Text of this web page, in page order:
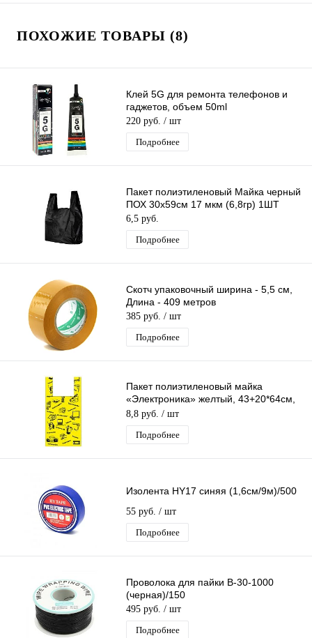
ПОХОЖИЕ ТОВАРЫ (8)
Клей 5G для ремонта телефонов и
гаджетов, объем 50ml
220 руб. / шт
Подробнее
Пакет полиэтиленовый Майка черный
ПОХ 30х59см 17 мкм (6,8гр) 1ШТ
6,5 руб.
Подробнее
Скотч упаковочный ширина - 5,5 см,
Длина - 409 метров
385 руб. / шт
Подробнее
Пакет полиэтиленовый майка
«Электроника» желтый, 43+20*64см,
23 мкм
8,8 руб. / шт
Подробнее
Изолента HY17 синяя (1,6см/9м)/500
55 руб. / шт
Подробнее
Проволока для пайки B-30-1000
(черная)/150
495 руб. / шт
Подробнее